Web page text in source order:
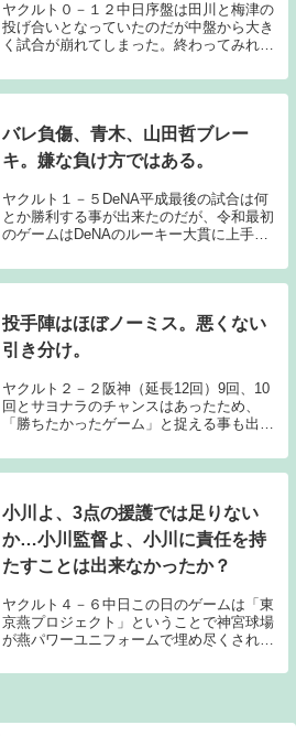
ヤクルト０－１２中日序盤は田川と梅津の
投げ合いとなっていたのだが中盤から大き
く試合が崩れてしまった。終わってみれば
大敗となってしまった。それにしても梅津
は中々良い投手である。昨年のドラフトの
バレ負傷、青木、山田哲ブレー
キ。嫌な負け方ではある。
ヤクルト１－５DeNA平成最後の試合は何
とか勝利する事が出来たのだが、令和最初
のゲームはDeNAのルーキー大貫に上手く
半身のコンディション不良で2回で交代し
たり、青木、山田哲がブレーキとなったり
投手陣はほぼノーミス。悪くない
引き分け。
ヤクルト２－２阪神（延長12回）9回、10
回とサヨナラのチャンスはあったため、
「勝ちたかったゲーム」と捉える事も出来
阪神ペースで進んでいたゲームだったため
8回に追いついての引き分けという結果は
小川よ、3点の援護では足りない
か…小川監督よ、小川に責任を持
たすことは出来なかったか？
ヤクルト４－６中日この日のゲームは「東
京燕プロジェクト」ということで神宮球場
が燕パワーユニフォームで埋め尽くされて
る（ミドル）」というタイトルも付いてお